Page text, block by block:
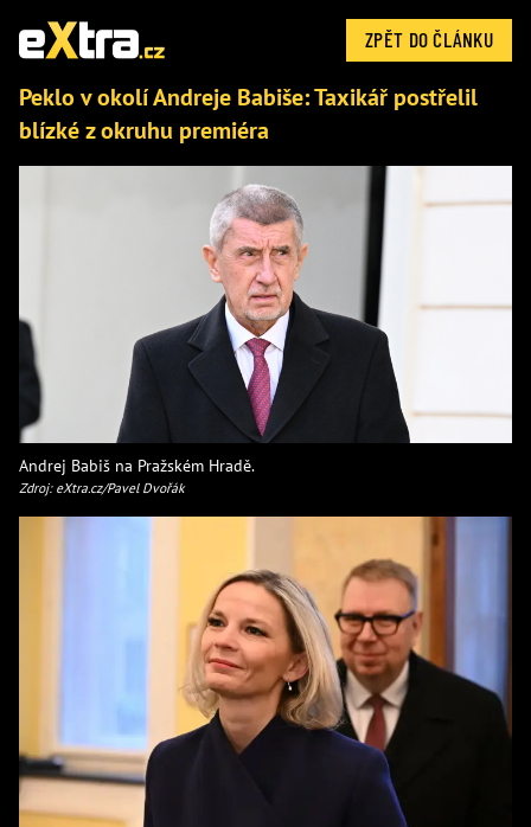
ZPĚT DO ČLÁNKU
Peklo v okolí Andreje Babiše: Taxikář postřelil
blízké z okruhu premiéra
Andrej Babiš na Pražském Hradě.
Zdroj: eXtra.cz/Pavel Dvořák